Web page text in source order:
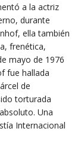
a la actriz
durante
ella también
frenética,
mayo de 1976
fue hallada
de
torturada
Una
Internacional